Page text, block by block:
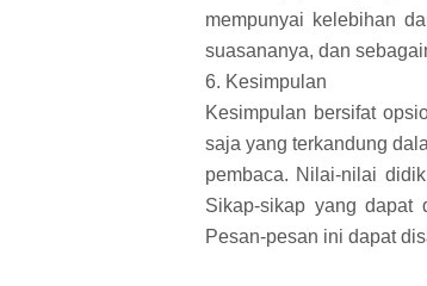
mempunyai kelebihan
suasananya, dan
6. Kesimpulan
Kesimpulan bersifat
saja yang terkandung
pembaca. Nilai-nilai
Sikap-sikap yang dapat
Pesan-pesan ini dapat